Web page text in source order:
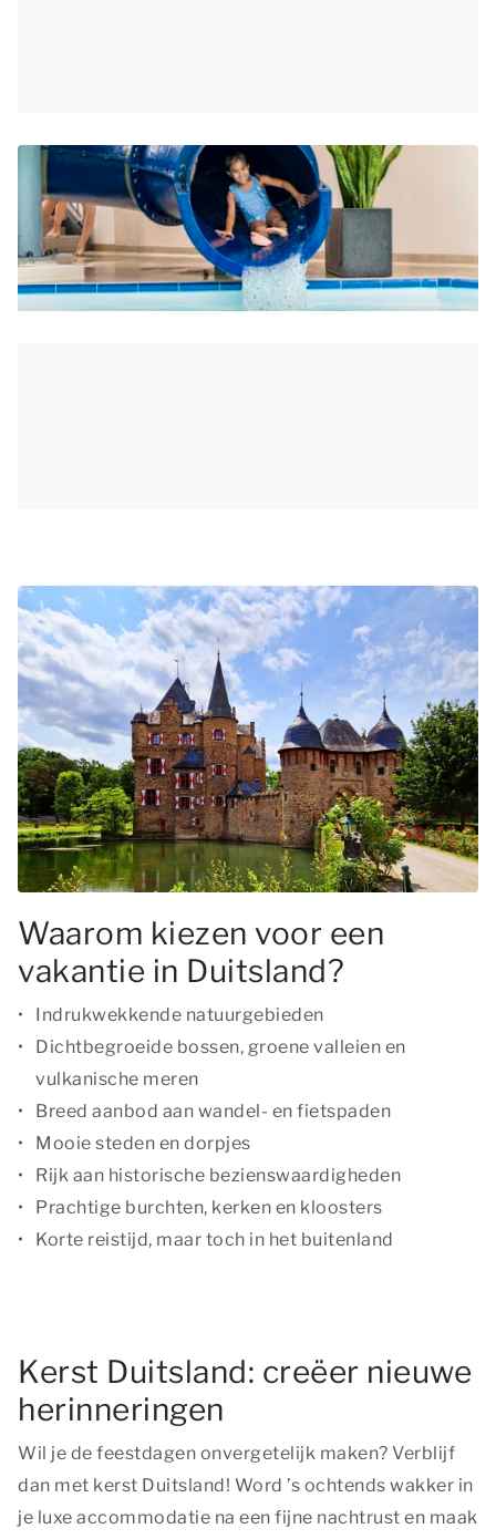
Waarom kiezen voor een
vakantie in Duitsland?
Indrukwekkende natuurgebieden
Dichtbegroeide bossen, groene valleien en
vulkanische meren
Breed aanbod aan wandel- en fietspaden
Mooie steden en dorpjes
Rijk aan historische bezienswaardigheden
Prachtige burchten, kerken en kloosters
Korte reistijd, maar toch in het buitenland
Kerst Duitsland: creëer nieuwe
herinneringen
Wil je de feestdagen onvergetelijk maken? Verblijf
dan met kerst Duitsland! Word ’s ochtends wakker in
je luxe accommodatie na een fijne nachtrust en maak